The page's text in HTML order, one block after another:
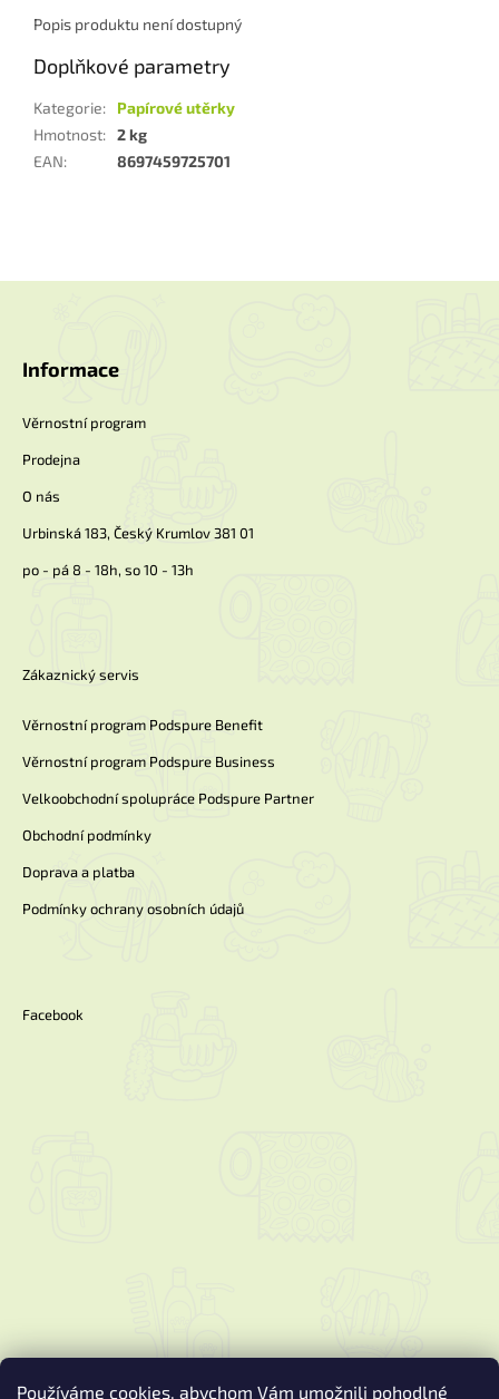
Používáme cookies, abychom Vám umožnili pohodlné
Popis produktu není dostupný
Doplňkové parametry
Kategorie:
Papírové utěrky
Hmotnost: 2 kg
EAN: 8697459725701
Informace
Věrnostní program
Prodejna
O nás
Urbinská 183, Český Krumlov 381 01
po - pá 8 - 18h, so 10 - 13h
Zákaznický servis
Věrnostní program Podspure Benefit
Věrnostní program Podspure Business
Velkoobchodní spolupráce Podspure Partner
Obchodní podmínky
Doprava a platba
Podmínky ochrany osobních údajů
Facebook